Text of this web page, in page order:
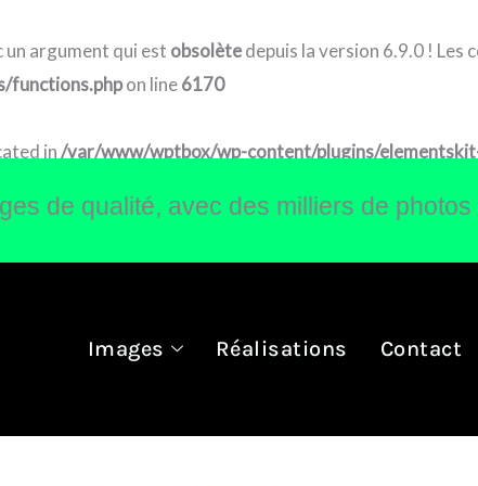
un argument qui est obsolètedepuis la version 6.9.0 ! Les
functions.phpon line6170
in/var/www/wptbox/wp-content/plugins/
de qualité, avec des milliers de
Images Réalisations Contact